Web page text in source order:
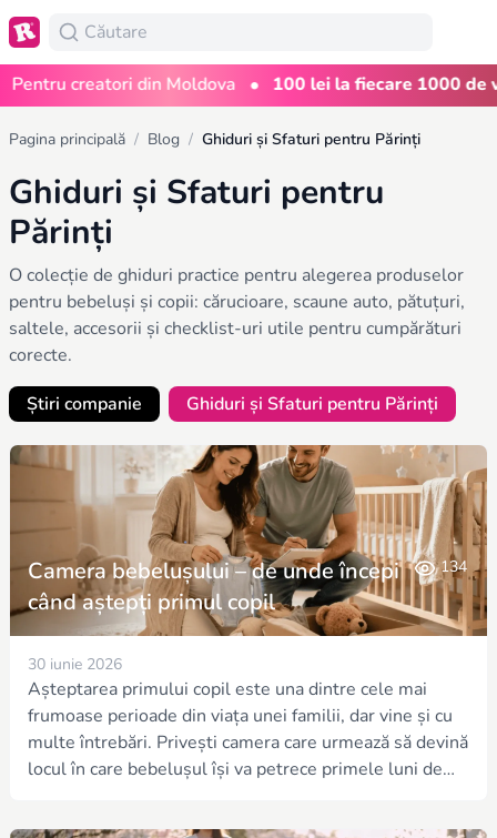
creatori din Moldova • 100 lei la fiecare 1000 de
Pagina principală / Blog / Ghiduri și Sfaturi pentru Părinți
Ghiduri și Sfaturi pentru
Părinți
O colecție de ghiduri practice pentru alegerea produselor
pentru bebeluși și copii: cărucioare, scaune auto, pătuțuri,
saltele, accesorii și checklist-uri utile pentru cumpărături
corecte.
Știri companie
Ghiduri și Sfaturi pentru Părinți
Camera bebelușului – de unde începi
când aștepți primul copil
134
30 iunie 2026
Așteptarea primului copil este una dintre cele mai
frumoase perioade din viața unei familii, dar vine și cu
multe întrebări. Privești camera care urmează să devină
locul în care bebelușul își va petrece primele luni de